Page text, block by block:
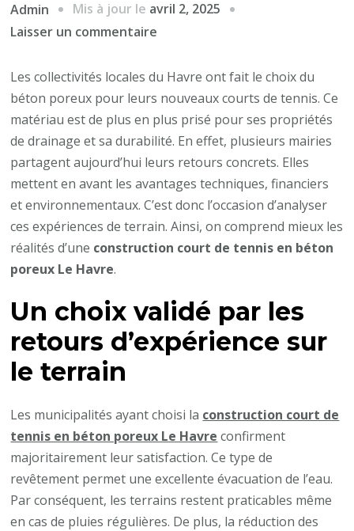
Admin Mis à jour le avril 2, 2025
Laisser un commentaire
sont
les
retours
des
municipalités
ayant
opté
pour
une
de
tennis
en
Le
Havre
?
Les collectivités locales du Havre ont fait le choix du
béton poreux pour leurs nouveaux courts de tennis. Ce
matériau est de plus en plus prisé pour ses propriétés
de drainage et sa durabilité. En effet, plusieurs mairies
partagent aujourd’hui leurs retours concrets. Elles
mettent en avant les avantages techniques, financiers
et environnementaux. C’est donc l’occasion d’analyser
ces expériences de terrain. Ainsi, on comprend mieux les
réalités d’une construction court de tennis en béton
poreux Le Havre.
Un choix validé par les
retours d’expérience sur
le terrain
Les municipalités ayant choisi la construction court de
tennis en béton poreux Le Havre confirment
majoritairement leur satisfaction. Ce type de
revêtement permet une excellente évacuation de l’eau.
Par conséquent, les terrains restent praticables même
en cas de pluies régulières. De plus, la réduction des